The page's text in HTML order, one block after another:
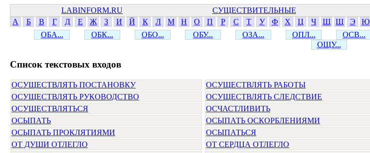
LABINFORM.RU СУЩЕСТВИТЕЛЬНЫЕ
А
Б В Г Д Е Ж З И Й К Л М Н О П Р С Т У Ф Х Ц Ч Ш Щ Э Ю
ОБА...
ОБК... ОБО... ОБУ... ОЗА... ОПЛ... ОСВ...
ОЩУ...
Cписок текстовых входов
ОСУЩЕСТВЛЯТЬ ПОСТАНОВКУ ОСУЩЕСТВЛЯТЬ РАБОТЫ
ОСУЩЕСТВЛЯТЬ РУКОВОДСТВО
ОСУЩЕСТВЛЯТЬ СЛЕДСТВИЕ
ОСУЩЕСТВЛЯТЬСЯ
ОСЧАСТЛИВИТЬ
ОСЫПАТЬ
ОСЫПАТЬ ОСКОРБЛЕНИЯМИ
ОСЫПАТЬ ПРОКЛЯТИЯМИ
ОСЫПАТЬСЯ
ОТ ДУШИ ОТЛЕГЛО
ОТ СЕРДЦА ОТЛЕГЛО